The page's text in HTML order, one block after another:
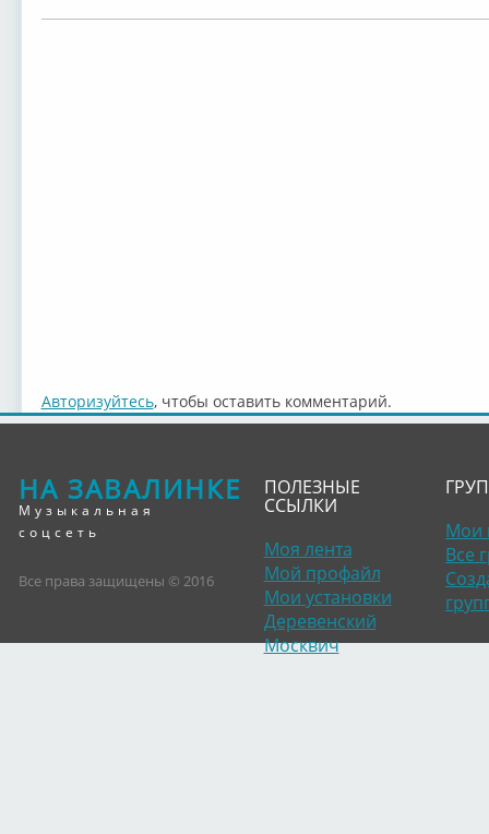
Авторизуйтесь, чтобы оставить комментарий.
НА ЗАВАЛИНКЕ
Музыкальная
соцсеть
Все права защищены © 2016
ПОЛЕЗНЫЕ
ССЫЛКИ
Моя лента
Мой профайл
Мои установки
Деревенский
Москвич
Мои
Все